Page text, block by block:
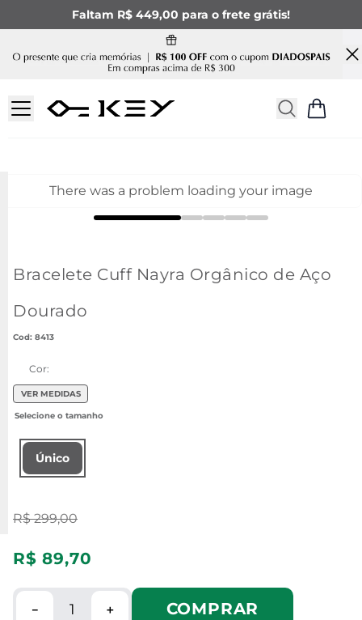
Faltam R$ 449,00 para o frete grátis!
There was a problem loading your image
Bracelete Cuff Nayra Orgânico de Aço
Dourado
: 8413
Cor:
VER MEDIDAS
Único
R$ 299,00
R$ 89,70
＋
－ COMPRAR